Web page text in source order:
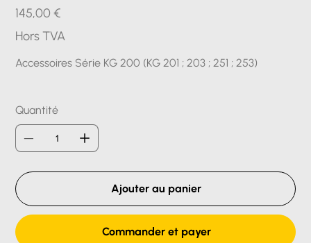
Prix
145,00 €
Hors TVA
Accessoires Série KG 200 (KG 201 ; 203 ; 251 ; 253)
Quantité
Ajouter au panier
Commander et payer